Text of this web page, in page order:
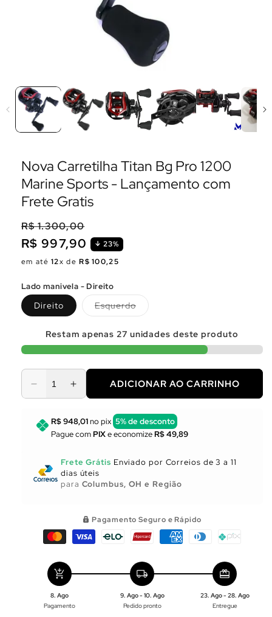
Nova Carretilha Titan Bg Pro 1200
Marine Sports - Lançamento com
Frete Gratis
Preço
normal
R$ 997,90 23%
Preço
promocional
R$ 1.300,00
em até12x deR$ 100,25
Lado manivela - Direito
Direito EsquerdoVariante
esgotada
indisponível
Restam apenas27 unidades deste produto
Diminuir
a
de
Utensílios
Cozinha
Aumentar
a
quantidade
de
Utensílios
Cozinha
ADICIONAR AO CARRINHO
R$ 948,01no pix 5% de desconto
Pague comPIXe economizeR$ 49,89
Frete Grátis Enviado por Correios de 3 a 11
dias úteis
para Columbus, OH e Região
Pagamento Seguro e Rápido
add_shopping_cart
8. Ago
Pagamento
local_shipping
9. Ago - 10. Ago
Pedido pronto
redeem
23. Ago - 28. Ago
Entregue